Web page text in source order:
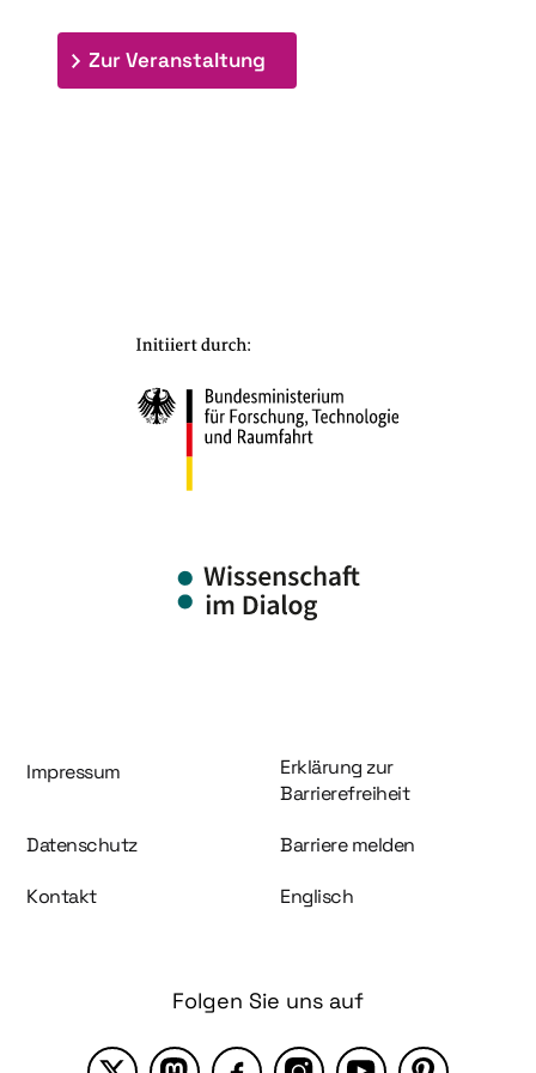
Zur Veranstaltung
Information und Service
Impressum
Erklärung zur
Barrierefreiheit
Datenschutz Barriere melden
Kontakt Englisch
Folgen Sie uns auf